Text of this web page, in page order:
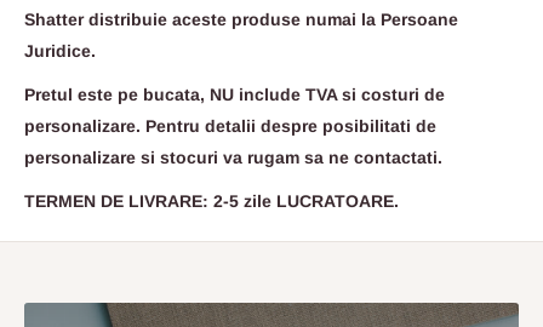
Shatter distribuie aceste produse numai la Persoane
Juridice.
Pretul este pe bucata, NU include TVA si costuri de
personalizare. Pentru detalii despre posibilitati de
personalizare si stocuri va rugam sa ne contactati.
TERMEN DE LIVRARE: 2-5 zile LUCRATOARE.